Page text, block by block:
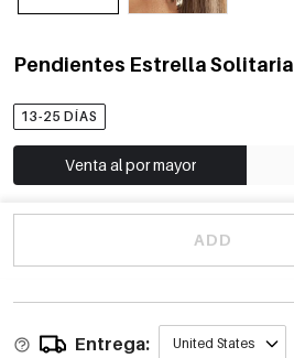
Pendientes Estrella Solitaria
13-25 DÍAS
Venta al por mayor
ADD
Entrega: United States